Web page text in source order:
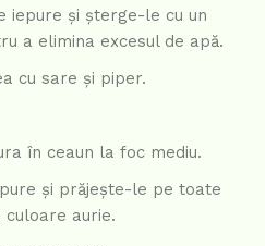
iepure și șterge-le cu un
a elimina excesul de apă.
cu sare și piper.
în ceaun la foc mediu.
și prăjește-le pe toate
aurie.